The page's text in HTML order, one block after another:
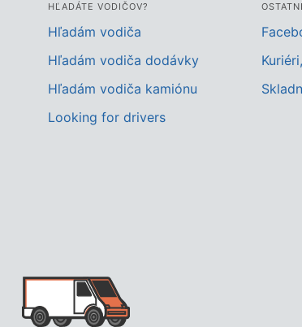
HĽADÁTE VODIČOV?
Hľadám vodiča
Hľadám vodiča dodávky
Hľadám vodiča kamiónu
Looking for drivers